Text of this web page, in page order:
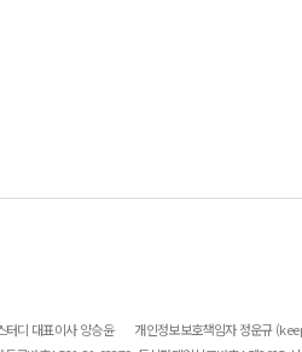
터디 대표이사 양승윤
개인정보보호책임자 정운규